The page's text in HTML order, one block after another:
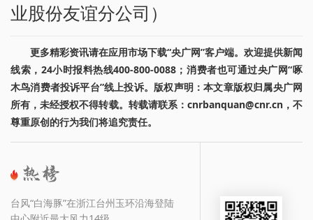
业股份友谊分公司）
更多精彩资讯请在应用市场下载“央广网”客户端。欢迎提供新闻
线索，24小时报料热线400-800-0088；消费者也可通过央广网“啄
木鸟消费者投诉平台”线上投诉。版权声明：本文章版权归属央广网
所有，未经授权不得转载。转载请联系：cnrbanquan@cnr.cn，不
尊重原创的行为我们将追究责任。
台风“白海豚”在浙江台州玉环沿海登陆